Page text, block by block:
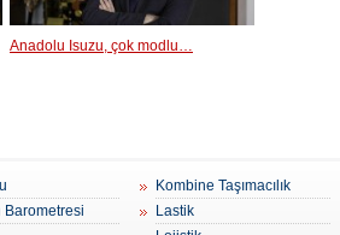
Anadolu Isuzu, çok modlu…
Barometresi
Kombine Taşımacılık
Lastik